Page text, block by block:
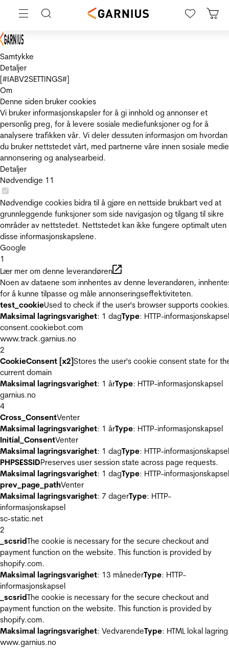
Samtykke
Detaljer
[#IABV2SETTINGS#]
Om
Denne siden bruker cookies
Vi bruker informasjonskapsler for å gi innhold og annonser et
personlig preg, for å levere sosiale mediefunksjoner og for å
analysere trafikken vår. Vi deler dessuten informasjon om hvordan
du bruker nettstedet vårt, med partnerne våre innen sosiale
annonsering og analysearbeid.
Detaljer
Nødvendige 11
Nødvendige cookies bidra til å gjøre en nettside brukbart ved at
grunnleggende funksjoner som side navigasjon og tilgang til sikre
områder av nettstedet. Nettstedet kan ikke fungere optimalt uten
disse informasjonskapslene.
Google
1
Lær mer om denne leverandøren
Noen av dataene som innhentes av denne leverandøren,
for å kunne tilpasse og måle annonseringseffektiviteten.
test_cookieUsed to check if the user's browser supports
Maksimal lagringsvarighet: 1 dagType: HTTP-informasjonskapsel
consent.cookiebot.com
www.track.garnius.no
2
CookieConsent [x2]Stores the user's cookie consent state for
current domain
Maksimal lagringsvarighet: 1 årType: HTTP-informasjonskapsel
garnius.no
4
Cross_ConsentVenter
Maksimal lagringsvarighet: 1 årType: HTTP-informasjonskapsel
Initial_ConsentVenter
Maksimal lagringsvarighet: 1 dagType: HTTP-informasjonskapsel
PHPSESSIDPreserves user session state across page requests.
Maksimal lagringsvarighet: 1 dagType: HTTP-informasjonskapsel
prev_page_pathVenter
Maksimal lagringsvarighet: 7 dagerType: HTTP-
informasjonskapsel
sc-static.net
2
_scsridThe cookie is necessary for the secure checkout and
payment function on the website. This function is provided by
shopify.com.
Maksimal lagringsvarighet: 13 månederType: HTTP-
informasjonskapsel
_scsridThe cookie is necessary for the secure checkout and
payment function on the website. This function is provided by
shopify.com.
Maksimal lagringsvarighet: VedvarendeType: HTML lokal lagring
www.garnius.no